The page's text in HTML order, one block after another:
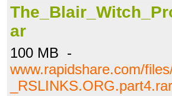
ar
100 MB -
www.rapidshare.com/
_RSLINKS.ORG.part4.rar